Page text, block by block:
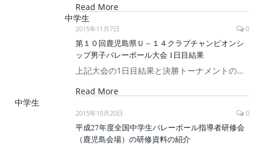
Read More
中学生
2015年11月7日 0
第１０回鹿児島県Ｕ－１４クラブチャンピオンシ
ップ男子バレーボール大会 1日目結果
上記大会の1日目結果と決勝トーナメントの…
Read More
中学生
2015年10月20日 0
平成27年度全国中学生バレーボール指導者研修会
（鹿児島会場）の研修資料の紹介